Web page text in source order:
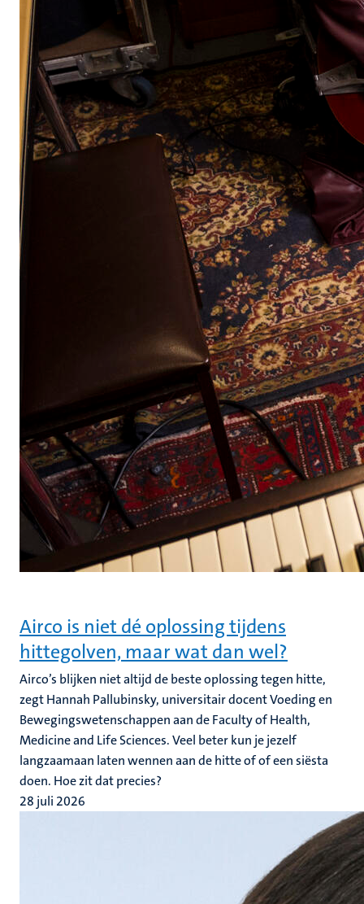
Airco is niet dé oplossing tijdens
hittegolven, maar wat dan wel?
Airco’s blijken niet altijd de beste oplossing tegen hitte,
zegt Hannah Pallubinsky, universitair docent Voeding en
Bewegingswetenschappen aan de Faculty of Health,
Medicine and Life Sciences. Veel beter kun je jezelf
langzaamaan laten wennen aan de hitte of of een siësta
doen. Hoe zit dat precies?
28 juli 2026